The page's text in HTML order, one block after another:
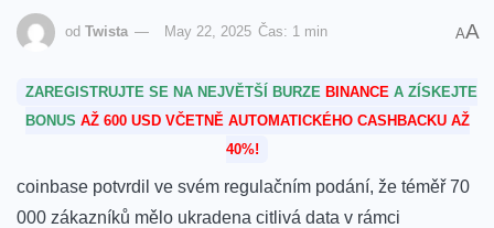
od Twista May 22, 2025 Čas: 1 min AA
ZAREGISTRUJTE SE NA NEJVĚTŠÍ BURZE BINANCE A ZÍSKEJTE
BONUS AŽ 600 USD VČETNĚ AUTOMATICKÉHO CASHBACKU AŽ
40%!
coinbase potvrdil⁣ ve svém regulačním podání, že téměř 70
000 zákazníků mělo ukradena citlivá data v rámci